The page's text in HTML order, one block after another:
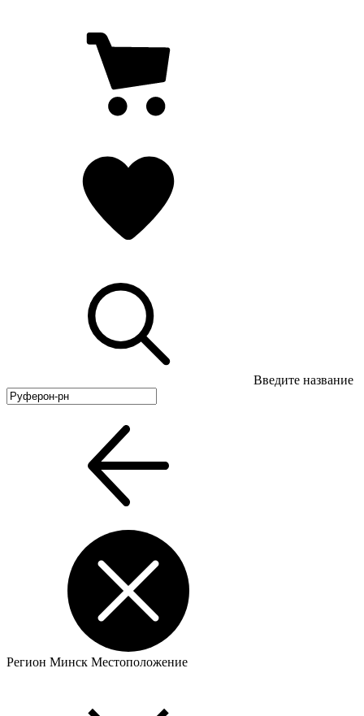
Введите название
Регион Минск Местоположение